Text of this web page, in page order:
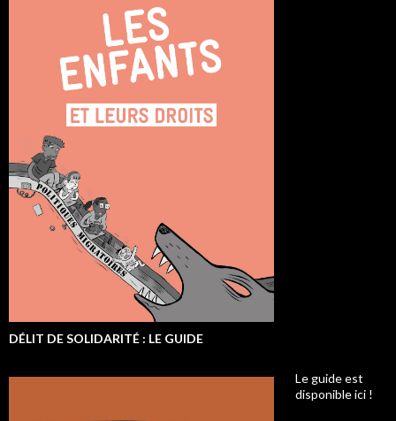
DÉLIT DE SOLIDARITÉ : LE GUIDE
Le guide est
disponible ici !